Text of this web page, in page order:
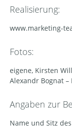
Realisierung:
www.marketing-
Fotos:
eigene, Kirsten
Alexandr Bognat –
Angaben zur
Name und Sitz